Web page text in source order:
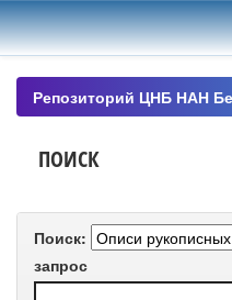
Skip
navigation
Репозиторий ЦНБ НАН
ПОИСК
Поиск:
запрос